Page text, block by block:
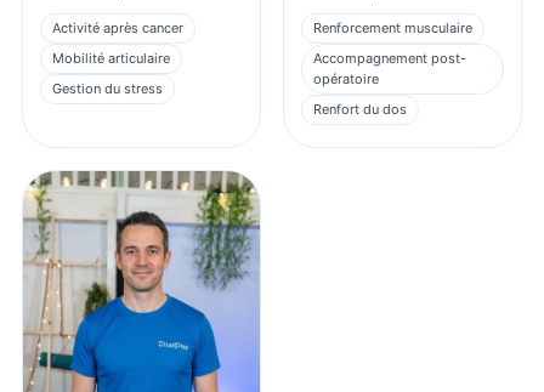
Activité après cancer
Mobilité articulaire
Gestion du stress
Renforcement musculaire
Accompagnement post-
opératoire
Renfort du dos